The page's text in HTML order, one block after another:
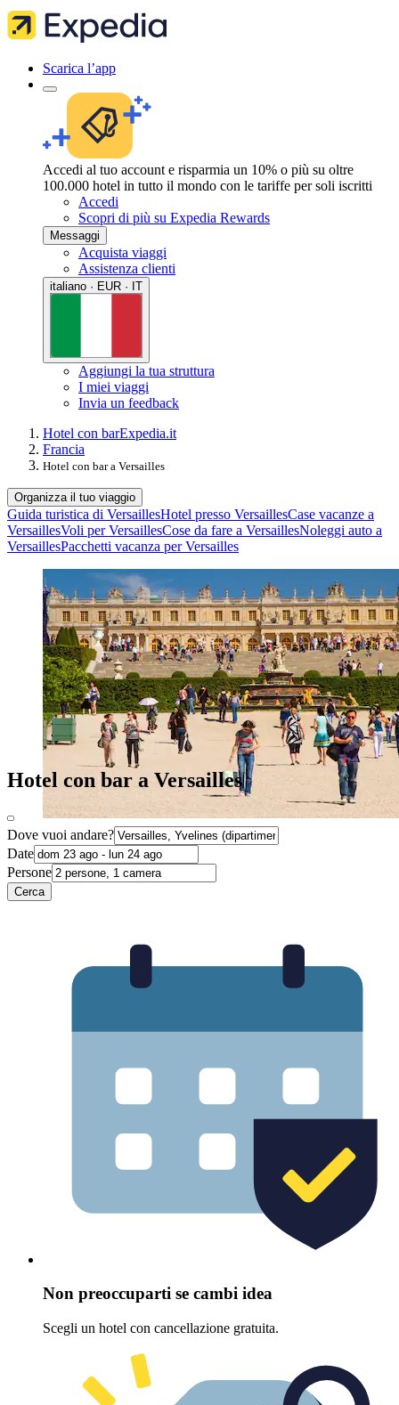
Scarica l’app
Accedi al tuo account e risparmia un 10% o più su oltre
100.000 hotel in tutto il mondo con le tariffe per soli iscritti
Accedi
Scopri di più su Expedia Rewards
Messaggi
Acquista viaggi
Assistenza clienti
italiano · EUR · IT
Aggiungi la tua struttura
I miei viaggi
Invia un feedback
Hotel con barExpedia.it
Francia
Hotel con bar a Versailles
Organizza il tuo viaggio
Guida turistica di VersaillesHotel presso VersaillesCase vacanze a
VersaillesVoli per VersaillesCose da fare a VersaillesNoleggi auto a
VersaillesPacchetti vacanza per Versailles
Hotel con bar a Versailles
Dove vuoi andare?
Date
Persone
Cerca
Non preoccuparti se cambi idea
Scegli un hotel con cancellazione gratuita.